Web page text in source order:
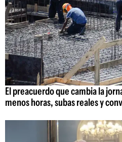
El preacuerdo que cambia la
menos horas, subas reales y